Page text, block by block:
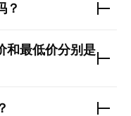
？
和最低价分别是